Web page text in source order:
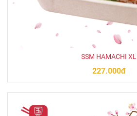
SSM HAMACHI XL
227.000đ